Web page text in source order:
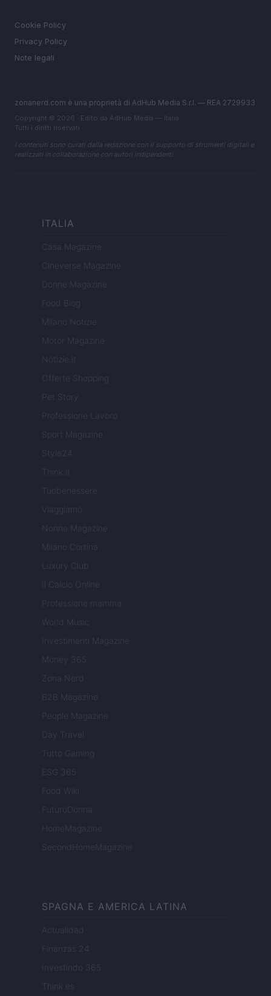
Cookie Policy
Privacy Policy
Note legali
zonanerd.com è una proprietà di AdHub Media S.r.l. — REA 2729933
Copyright © 2026 · Edito da AdHub Media — Italia
Tutti i diritti riservati
I contenuti sono curati dalla redazione con il supporto di strumenti digitali e
realizzati in collaborazione con autori indipendenti.
ITALIA
Casa Magazine
Cineverse Magazine
Donne Magazine
Food Blog
Milano Notizie
Motor Magazine
Notizie.it
Offerte Shopping
Pet Story
Professione Lavoro
Sport Magazine
Style24
Think.it
Tuobenessere
Viaggiamo
Nonne Magazine
Milano Cortina
Luxury Club
Il Calcio Online
Professione mamma
World Music
Investimenti Magazine
Money 365
Zona Nerd
B2B Magazine
People Magazine
Day Travel
Tutto Gaming
ESG 365
Food Wiki
FuturoDonna
HomeMagazine
SecondHomeMagazine
SPAGNA E AMERICA LATINA
Actualidad
Finanzas 24
Investindo 365
Think.es